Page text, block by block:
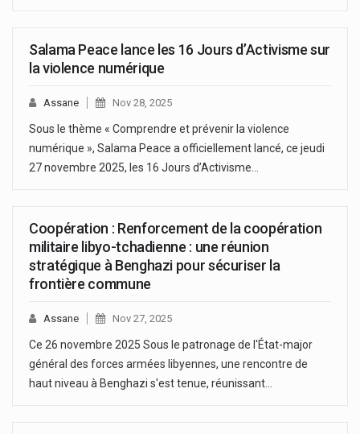
Salama Peace lance les 16 Jours d’Activisme sur
la violence numérique
Assane Nov 28, 2025
Sous le thème « Comprendre et prévenir la violence
numérique », Salama Peace a officiellement lancé, ce jeudi
27 novembre 2025, les 16 Jours d’Activisme…
Coopération : Renforcement de la coopération
militaire libyo-tchadienne : une réunion
stratégique à Benghazi pour sécuriser la
frontière commune
Assane Nov 27, 2025
Ce 26 novembre 2025 Sous le patronage de l'État-major
général des forces armées libyennes, une rencontre de
haut niveau à Benghazi s'est tenue, réunissant…